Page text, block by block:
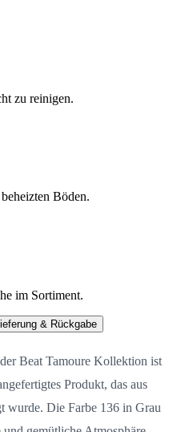
zu reinigen.
Böden.
im Sortiment.
Lieferung & Rückgabe
Beat Tamoure Kollektion ist
Produkt, das aus
wurde. Die Farbe 136 in Grau